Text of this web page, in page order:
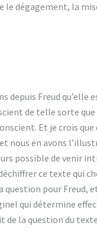
le dégagement, la
depuis Freud
de telle sorte que
Et je crois que
nous en avons
possible de venir
ce texte qui
pour Freud,
qui détermine
de la question du